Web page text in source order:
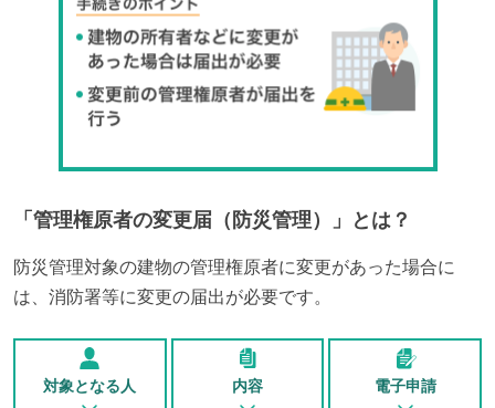
「 管理権原者の変更届（防災管理） 」とは？
防災管理対象の建物の管理権原者に変更があった場合に
は、消防署等に変更の届出が必要です。
対象となる人 内容 電子申請